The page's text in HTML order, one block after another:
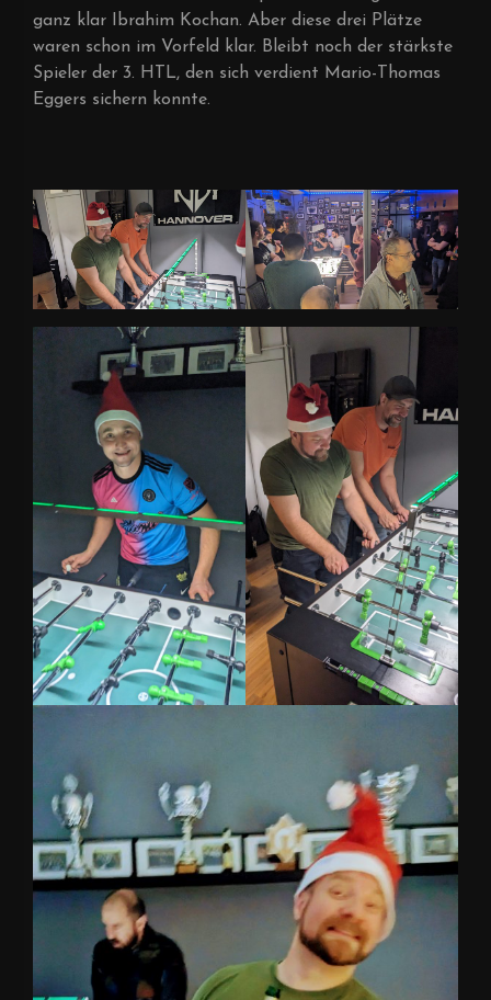
ganz klar Ibrahim Kochan. Aber diese drei Plätze
waren schon im Vorfeld klar. Bleibt noch der stärkste
Spieler der 3. HTL, den sich verdient Mario-Thomas
Eggers sichern konnte.